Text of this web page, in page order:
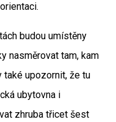
budou umístěny
nasměrovat tam, kam
také upozornit, že tu
ubytovna i
zhruba třicet šest